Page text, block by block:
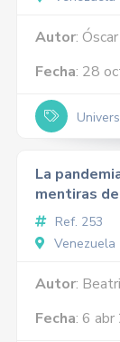
Autor:
Fecha: 28
La
mentiras
Ref. 253
Venezuela
Autor:
Fecha: 6